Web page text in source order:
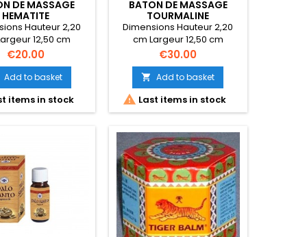
DE MASSAGE
HEMATITE
Hauteur 2,20
12,50 cm
4,00 cm
Price
€20.00
Add to basket
items in stock
BATON DE MASSAGE
TOURMALINE
Dimensions Hauteur 2,20
cm Largeur 12,50 cm
Epaisseur 4,00 cm Poids 58
gr.
Price
€30.00
 Add to basket
 Last items in stock